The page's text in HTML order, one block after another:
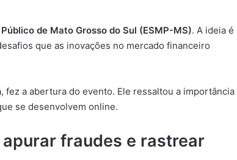
de Mato Grosso do Sul (ESMP-MS). A ideia é
que as inovações no mercado financeiro
fez a abertura do evento. Ele ressaltou a importância
se desenvolvem online.
fraudes e rastrear